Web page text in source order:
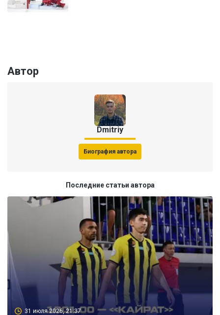
Автор
Dmitriy
Биография автора
Последние статьи автора
31 июля 2026, 21:37